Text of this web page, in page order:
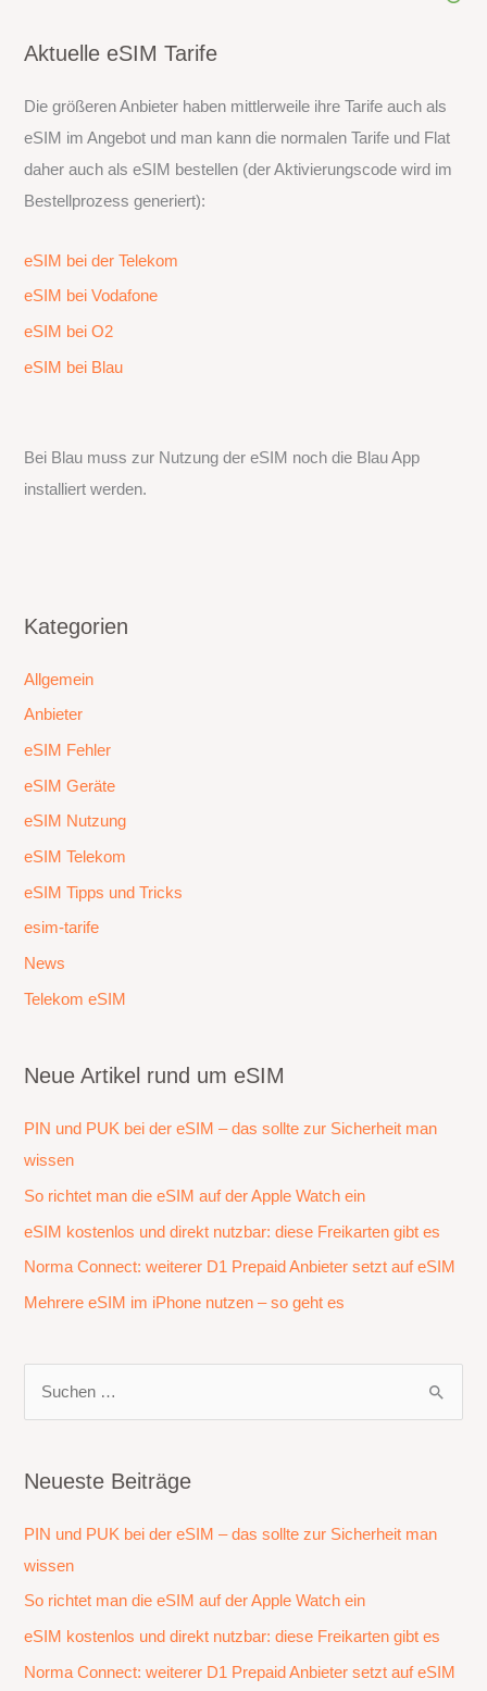
Aktuelle eSIM Tarife
Die größeren Anbieter haben mittlerweile ihre Tarife auch als
eSIM im Angebot und man kann die normalen Tarife und Flat
daher auch als eSIM bestellen (der Aktivierungscode wird im
Bestellprozess generiert):
eSIM bei der Telekom
eSIM bei Vodafone
eSIM bei O2
eSIM bei Blau
Bei Blau muss zur Nutzung der eSIM noch die Blau App
installiert werden.
Kategorien
Allgemein
Anbieter
eSIM Fehler
eSIM Geräte
eSIM Nutzung
eSIM Telekom
eSIM Tipps und Tricks
esim-tarife
News
Telekom eSIM
Neue Artikel rund um eSIM
PIN und PUK bei der eSIM – das sollte zur Sicherheit man
wissen
So richtet man die eSIM auf der Apple Watch ein
eSIM kostenlos und direkt nutzbar: diese Freikarten gibt es
Norma Connect: weiterer D1 Prepaid Anbieter setzt auf eSIM
Mehrere eSIM im iPhone nutzen – so geht es
h
n
n
a
c
Neueste Beiträge
PIN und PUK bei der eSIM – das sollte zur Sicherheit man
wissen
So richtet man die eSIM auf der Apple Watch ein
eSIM kostenlos und direkt nutzbar: diese Freikarten gibt es
Norma Connect: weiterer D1 Prepaid Anbieter setzt auf eSIM